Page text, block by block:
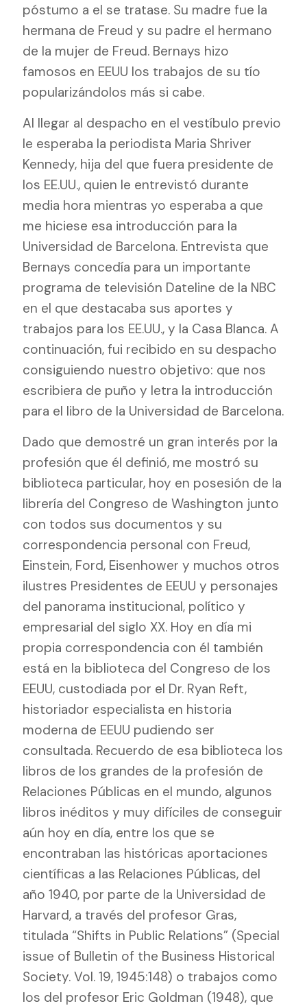
póstumo a el se tratase. Su madre fue la
hermana de Freud y su padre el hermano
de la mujer de Freud. Bernays hizo
famosos en EEUU los trabajos de su tío
popularizándolos más si cabe.
Al llegar al despacho en el vestíbulo previo
le esperaba la periodista Maria Shriver
Kennedy, hija del que fuera presidente de
los EE.UU., quien le entrevistó durante
media hora mientras yo esperaba a que
me hiciese esa introducción para la
Universidad de Barcelona. Entrevista que
Bernays concedía para un importante
programa de televisión Dateline de la NBC
en el que destacaba sus aportes y
trabajos para los EE.UU., y la Casa Blanca. A
continuación, fui recibido en su despacho
consiguiendo nuestro objetivo: que nos
escribiera de puño y letra la introducción
para el libro de la Universidad de Barcelona.
Dado que demostré un gran interés por la
profesión que él definió, me mostró su
biblioteca particular, hoy en posesión de la
librería del Congreso de Washington junto
con todos sus documentos y su
correspondencia personal con Freud,
Einstein, Ford, Eisenhower y muchos otros
ilustres Presidentes de EEUU y personajes
del panorama institucional, político y
empresarial del siglo XX. Hoy en día mi
propia correspondencia con él también
está en la biblioteca del Congreso de los
EEUU, custodiada por el Dr. Ryan Reft,
historiador especialista en historia
moderna de EEUU pudiendo ser
consultada. Recuerdo de esa biblioteca los
libros de los grandes de la profesión de
Relaciones Públicas en el mundo, algunos
libros inéditos y muy difíciles de conseguir
aún hoy en día, entre los que se
encontraban las históricas aportaciones
científicas a las Relaciones Públicas, del
año 1940, por parte de la Universidad de
Harvard, a través del profesor Gras,
titulada “Shifts in Public Relations” (Special
issue of Bulletin of the Business Historical
Society. Vol. 19, 1945:148) o trabajos como
los del profesor Eric Goldman (1948), que